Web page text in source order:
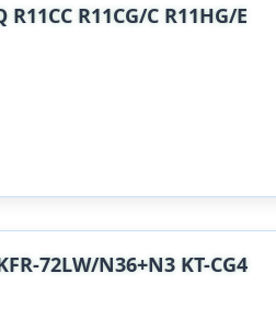
R11CG/C R11HG/E
72LW/N36+N3 KT-CG4